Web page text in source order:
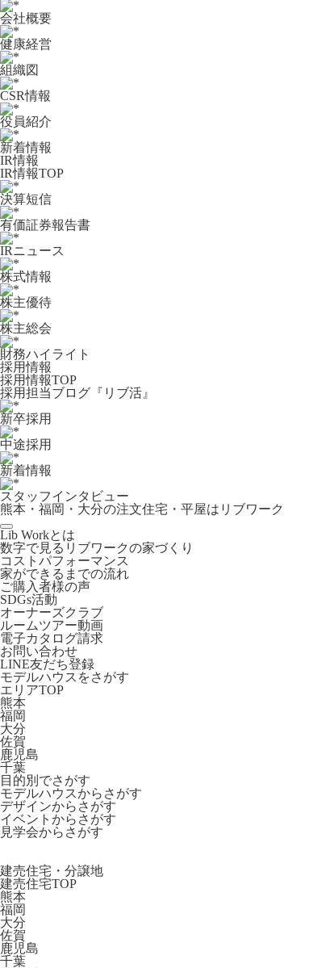
会社概要
健康経営
組織図
CSR情報
役員紹介
新着情報
IR情報
IR情報TOP
決算短信
有価証券報告書
IRニュース
株式情報
株主優待
株主総会
財務ハイライト
採用情報
採用情報TOP
採用担当ブログ『リブ活』
新卒採用
中途採用
新着情報
スタッフインタビュー
熊本・福岡・大分の注文住宅・平屋はリブワーク
Lib Workとは
数字で見るリブワークの家づくり
コストパフォーマンス
家ができるまでの流れ
ご購入者様の声
SDGs活動
オーナーズクラブ
ルームツアー動画
電子カタログ請求
お問い合わせ
LINE友だち登録
モデルハウスをさがす
エリアTOP
熊本
福岡
大分
佐賀
鹿児島
千葉
目的別でさがす
モデルハウスからさがす
デザインからさがす
イベントからさがす
見学会からさがす
建売住宅・分譲地
建売住宅TOP
熊本
福岡
大分
佐賀
鹿児島
千葉